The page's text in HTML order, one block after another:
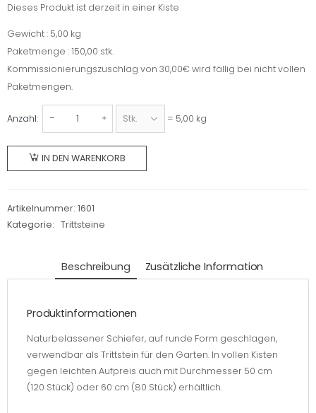
Produkt
ist
derzeit
in
Kiste
Dieses Produkt ist derzeit in einer Kiste
Gewicht : 5,00 kg
Paketmenge
Paketmenge : 150,00 stk.
Kommissionierungszuschlag von 30,00€ wird fällig bei nicht vollen
Paketmengen.
= 5,00 kg
Anzahl:
Step
Stone
2-3
IN DEN WARENKORB
Artikelnummer: 1601
Kategorie:
Trittsteine
Beschreibung Zusätzliche Information
Produktinformationen
Naturbelassener Schiefer, auf runde Form geschlagen,
verwendbar als Trittstein für den Garten. In vollen Kisten
gegen leichten Aufpreis auch mit Durchmesser 50 cm
(120 Stück) oder 60 cm (80 Stück) erhältlich.